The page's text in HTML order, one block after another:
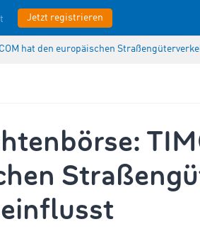
Jetzt registrieren
hat den europäischen